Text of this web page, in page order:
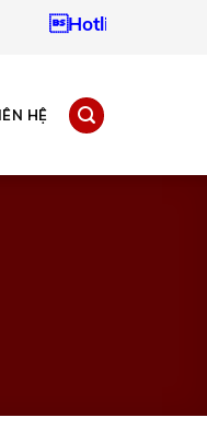
0937967242
HỆ